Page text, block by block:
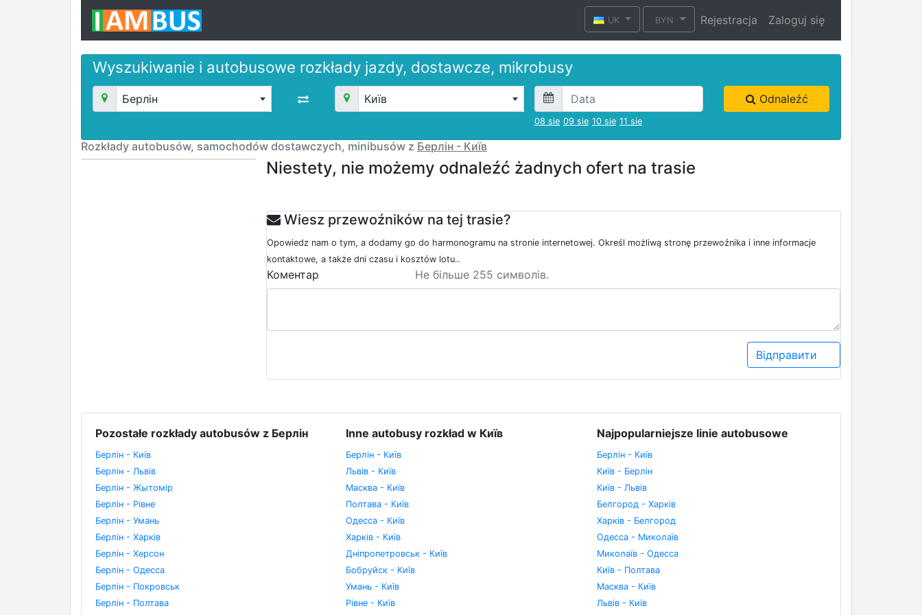
UK BYN Rejestracja Zaloguj się
Wyszukiwanie i autobusowe rozkłady jazdy, dostawcze, mikrobusy
Берлін Київ
08 sie 09 sie 10 sie 11 sie
Odnaleźć
Rozkłady autobusów, samochodów dostawczych, minibusów z Берлін - Київ
Niestety, nie możemy odnaleźć żadnych ofert na trasie
Wiesz przewoźników na tej trasie?
Opowiedz nam o tym, a dodamy go do harmonogramu na stronie internetowej. Określ możliwą stronę przewoźnika i inne informacje
kontaktowe, a także dni czasu i kosztów lotu..
Коментар Не більше 255 символів.
Відправити
Pozostałe rozkłady autobusów z Берлін
Берлін - Київ
Берлін - Львів
Берлін - Жытомір
Берлін - Рівне
Берлін - Умань
Берлін - Харків
Берлін - Херсон
Берлін - Одесса
Берлін - Покровськ
Берлін - Полтава
Inne autobusy rozkład w Київ
Берлін - Київ
Львів - Київ
Масква - Київ
Полтава - Київ
Одесса - Київ
Харків - Київ
Дніпропетровськ - Київ
Бобруйск - Київ
Умань - Київ
Рівне - Київ
Najpopularniejsze linie autobusowe
Берлін - Київ
Київ - Берлін
Київ - Львів
Белгород - Харків
Харків - Белгород
Одесса - Миколаїв
Миколаїв - Одесса
Київ - Полтава
Масква - Київ
Львів - Київ